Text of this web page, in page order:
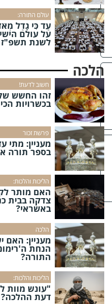
עולם התורה:
עַד כִּי גָדַל
על עולם
לשנת תשפ"ז
הלכה
חשוב לדעת!
זהו החשש
בכשרויות
פרשת זכור
מעניין: מתי
בספר תורה
הליכות והלכות:
האם מותר
צדקה בבית
באשראי?
הלכה
מעניין: האם
הנחת
התורה?
הליכות והלכות:
"עונש מוות
דעת ההלכה?